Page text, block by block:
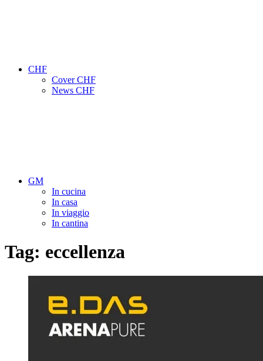
CHF
Cover CHF
News CHF
GM
In cucina
In casa
In viaggio
In cantina
Tag: eccellenza